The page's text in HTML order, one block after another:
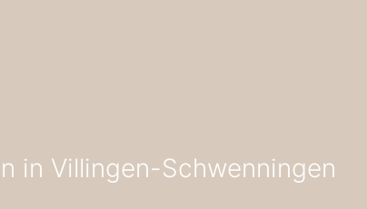
in Villingen-Schwenningen